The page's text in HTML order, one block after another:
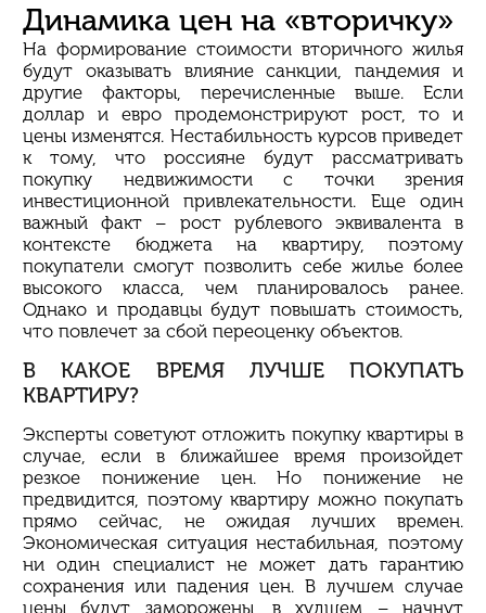
Динамика цен на «вторичку»
На формирование стоимости вторичного жилья
будут оказывать влияние санкции, пандемия и
другие факторы, перечисленные выше. Если
доллар и евро продемонстрируют рост, то и
цены изменятся. Нестабильность курсов приведет
к тому, что россияне будут рассматривать
покупку недвижимости с точки зрения
инвестиционной привлекательности. Еще один
важный факт – рост рублевого эквивалента в
контексте бюджета на квартиру, поэтому
покупатели смогут позволить себе жилье более
высокого класса, чем планировалось ранее.
Однако и продавцы будут повышать стоимость,
что повлечет за сбой переоценку объектов.
В КАКОЕ ВРЕМЯ ЛУЧШЕ ПОКУПАТЬ
КВАРТИРУ?
Эксперты советуют отложить покупку квартиры в
случае, если в ближайшее время произойдет
резкое понижение цен. Но понижение не
предвидится, поэтому квартиру можно покупать
прямо сейчас, не ожидая лучших времен.
Экономическая ситуация нестабильная, поэтому
ни один специалист не может дать гарантию
сохранения или падения цен. В лучшем случае
цены будут заморожены, в худшем – начнут